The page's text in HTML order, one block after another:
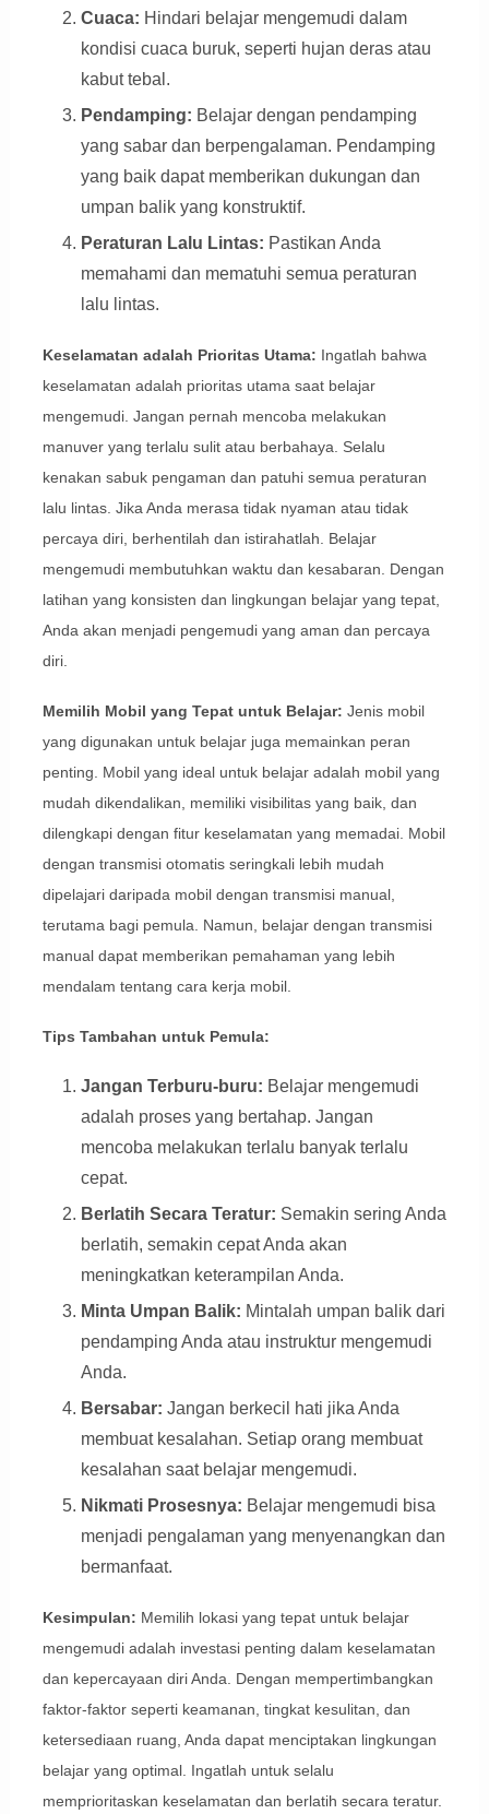
Cuaca: Hindari belajar mengemudi dalam
kondisi cuaca buruk, seperti hujan deras atau
kabut tebal.
Pendamping: Belajar dengan pendamping
yang sabar dan berpengalaman. Pendamping
yang baik dapat memberikan dukungan dan
umpan balik yang konstruktif.
Peraturan Lalu Lintas: Pastikan Anda
memahami dan mematuhi semua peraturan
lalu lintas.
Keselamatan adalah Prioritas Utama: Ingatlah bahwa
keselamatan adalah prioritas utama saat belajar
mengemudi. Jangan pernah mencoba melakukan
manuver yang terlalu sulit atau berbahaya. Selalu
kenakan sabuk pengaman dan patuhi semua peraturan
lalu lintas. Jika Anda merasa tidak nyaman atau tidak
percaya diri, berhentilah dan istirahatlah. Belajar
mengemudi membutuhkan waktu dan kesabaran. Dengan
latihan yang konsisten dan lingkungan belajar yang tepat,
Anda akan menjadi pengemudi yang aman dan percaya
diri.
Memilih Mobil yang Tepat untuk Belajar: Jenis mobil
yang digunakan untuk belajar juga memainkan peran
penting. Mobil yang ideal untuk belajar adalah mobil yang
mudah dikendalikan, memiliki visibilitas yang baik, dan
dilengkapi dengan fitur keselamatan yang memadai. Mobil
dengan transmisi otomatis seringkali lebih mudah
dipelajari daripada mobil dengan transmisi manual,
terutama bagi pemula. Namun, belajar dengan transmisi
manual dapat memberikan pemahaman yang lebih
mendalam tentang cara kerja mobil.
Tips Tambahan untuk Pemula:
Jangan Terburu-buru: Belajar mengemudi
adalah proses yang bertahap. Jangan
mencoba melakukan terlalu banyak terlalu
cepat.
Berlatih Secara Teratur: Semakin sering Anda
berlatih, semakin cepat Anda akan
meningkatkan keterampilan Anda.
Minta Umpan Balik: Mintalah umpan balik dari
pendamping Anda atau instruktur mengemudi
Anda.
Bersabar: Jangan berkecil hati jika Anda
membuat kesalahan. Setiap orang membuat
kesalahan saat belajar mengemudi.
Nikmati Prosesnya: Belajar mengemudi bisa
menjadi pengalaman yang menyenangkan dan
bermanfaat.
Kesimpulan: Memilih lokasi yang tepat untuk belajar
mengemudi adalah investasi penting dalam keselamatan
dan kepercayaan diri Anda. Dengan mempertimbangkan
faktor-faktor seperti keamanan, tingkat kesulitan, dan
ketersediaan ruang, Anda dapat menciptakan lingkungan
belajar yang optimal. Ingatlah untuk selalu
memprioritaskan keselamatan dan berlatih secara teratur.